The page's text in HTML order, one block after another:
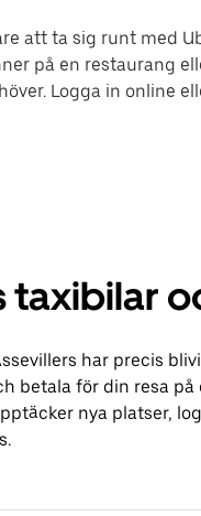
att ta sig runt med
på en restaurang
Logga in online
taxibilar
har precis
betala för din resa
nya platser,